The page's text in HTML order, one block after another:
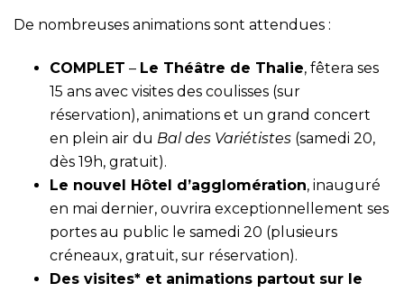
De nombreuses animations sont attendues :
COMPLET – Le Théâtre de Thalie, fêtera ses
15 ans avec visites des coulisses (sur
réservation), animations et un grand concert
en plein air du Bal des Variétistes (samedi 20,
dès 19h, gratuit).
Le nouvel Hôtel d’agglomération, inauguré
en mai dernier, ouvrira exceptionnellement ses
portes au public le samedi 20 (plusieurs
créneaux, gratuit, sur réservation).
Des visites* et animations partout sur le